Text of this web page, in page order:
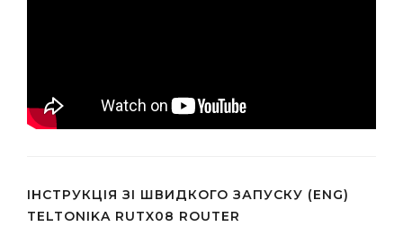
ІНСТРУКЦІЯ ЗІ ШВИДКОГО ЗАПУСКУ (ENG)
TELTONIKA RUTX08 ROUTER